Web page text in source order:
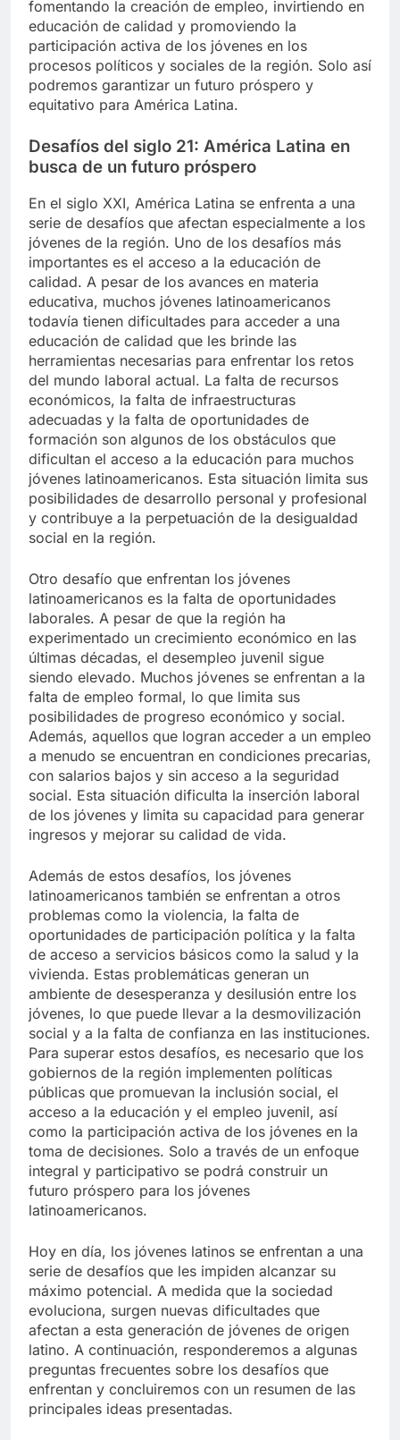
fomentando la creación de empleo, invirtiendo en
educación de calidad y promoviendo la
participación activa de los jóvenes en los
procesos políticos y sociales de la región. Solo así
podremos garantizar un futuro próspero y
equitativo para América Latina.
Desafíos del siglo 21: América Latina en
busca de un futuro próspero
En el siglo XXI, América Latina se enfrenta a una
serie de desafíos que afectan especialmente a los
jóvenes de la región. Uno de los desafíos más
importantes es el acceso a la educación de
calidad. A pesar de los avances en materia
educativa, muchos jóvenes latinoamericanos
todavía tienen dificultades para acceder a una
educación de calidad que les brinde las
herramientas necesarias para enfrentar los retos
del mundo laboral actual. La falta de recursos
económicos, la falta de infraestructuras
adecuadas y la falta de oportunidades de
formación son algunos de los obstáculos que
dificultan el acceso a la educación para muchos
jóvenes latinoamericanos. Esta situación limita sus
posibilidades de desarrollo personal y profesional
y contribuye a la perpetuación de la desigualdad
social en la región.
Otro desafío que enfrentan los jóvenes
latinoamericanos es la falta de oportunidades
laborales. A pesar de que la región ha
experimentado un crecimiento económico en las
últimas décadas, el desempleo juvenil sigue
siendo elevado. Muchos jóvenes se enfrentan a la
falta de empleo formal, lo que limita sus
posibilidades de progreso económico y social.
Además, aquellos que logran acceder a un empleo
a menudo se encuentran en condiciones precarias,
con salarios bajos y sin acceso a la seguridad
social. Esta situación dificulta la inserción laboral
de los jóvenes y limita su capacidad para generar
ingresos y mejorar su calidad de vida.
Además de estos desafíos, los jóvenes
latinoamericanos también se enfrentan a otros
problemas como la violencia, la falta de
oportunidades de participación política y la falta
de acceso a servicios básicos como la salud y la
vivienda. Estas problemáticas generan un
ambiente de desesperanza y desilusión entre los
jóvenes, lo que puede llevar a la desmovilización
social y a la falta de confianza en las instituciones.
Para superar estos desafíos, es necesario que los
gobiernos de la región implementen políticas
públicas que promuevan la inclusión social, el
acceso a la educación y el empleo juvenil, así
como la participación activa de los jóvenes en la
toma de decisiones. Solo a través de un enfoque
integral y participativo se podrá construir un
futuro próspero para los jóvenes
latinoamericanos.
Hoy en día, los jóvenes latinos se enfrentan a una
serie de desafíos que les impiden alcanzar su
máximo potencial. A medida que la sociedad
evoluciona, surgen nuevas dificultades que
afectan a esta generación de jóvenes de origen
latino. A continuación, responderemos a algunas
preguntas frecuentes sobre los desafíos que
enfrentan y concluiremos con un resumen de las
principales ideas presentadas.